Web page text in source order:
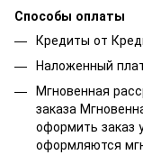
Способы оплаты
Кредиты от
Наложенный
Мгновенная
заказа
оформить заказ
оформляются